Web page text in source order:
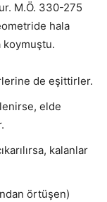
M.Ö. 330-275
hala
koymuştu.
de eşittirler.
elde
kalanlar
örtüşen)